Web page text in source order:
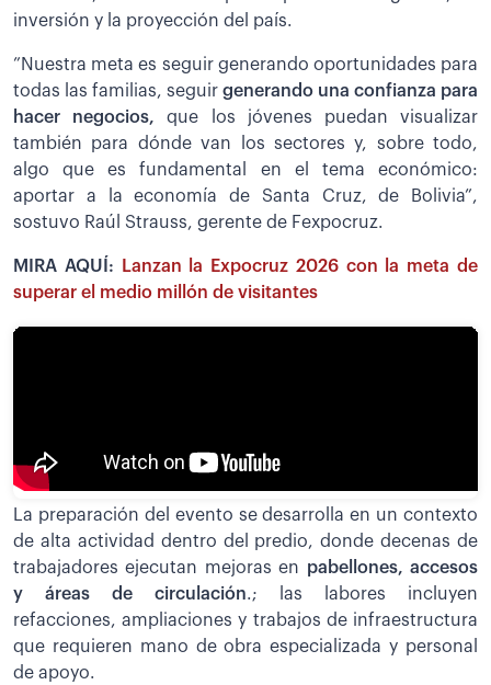
inversión y la proyección del país.
”Nuestra meta es seguir generando oportunidades para
todas las familias, seguir generando una confianza para
hacer negocios,que los jóvenes puedan visualizar
también para dónde van los sectores y, sobre todo,
algo que es fundamental en el tema económico:
aportar a la economía de Santa Cruz, de Bolivia”,
sostuvo Raúl Strauss, gerente de Fexpocruz.
MIRA AQUÍ:
Lanzan la Expocruz 2026 con la meta de
superar el medio millón de visitantes
La preparación del evento se desarrolla en un contexto
de alta actividad dentro del predio, donde decenas de
trabajadores ejecutan mejoras en pabellones, accesos
y áreas de circulación.; las labores incluyen
refacciones, ampliaciones y trabajos de infraestructura
que requieren mano de obra especializada y personal
de apoyo.